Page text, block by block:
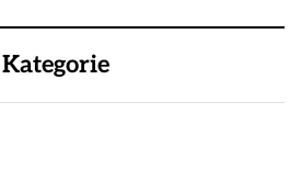
Kategorie